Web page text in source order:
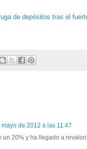
de depósitos tras el
mayo de 2012 a las 11:47
un 20% y ha llegado a